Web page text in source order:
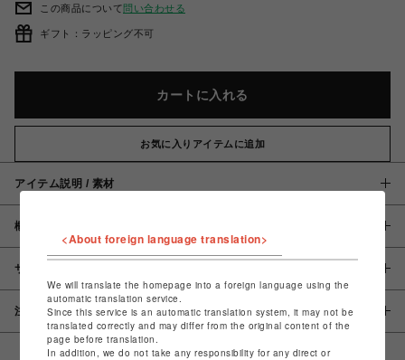
この商品について問い合わせる
ギフト：ラッピング不可
カートに入れる
お気に入りアイテムに追加
アイテム説明 / 素材
概要
サイズ
注意事項
<About foreign language translation>
We will translate the homepage into a foreign language using the
automatic translation service.
Since this service is an automatic translation system, it may not be
translated correctly and may differ from the original content of the
page before translation.
In addition, we do not take any responsibility for any direct or